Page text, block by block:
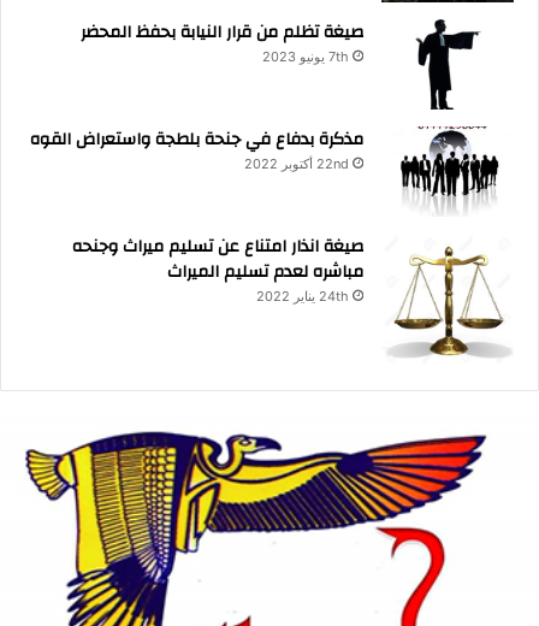
صيغة تظلم من قرار النيابة بحفظ المحضر
7th يونيو 2023
مذكرة بدفاع في جنحة بلطجة واستعراض القوه
22nd أكتوبر 2022
صيغة انذار امتناع عن تسليم ميراث وجنحه
مباشره لعدم تسليم الميراث
24th يناير 2022